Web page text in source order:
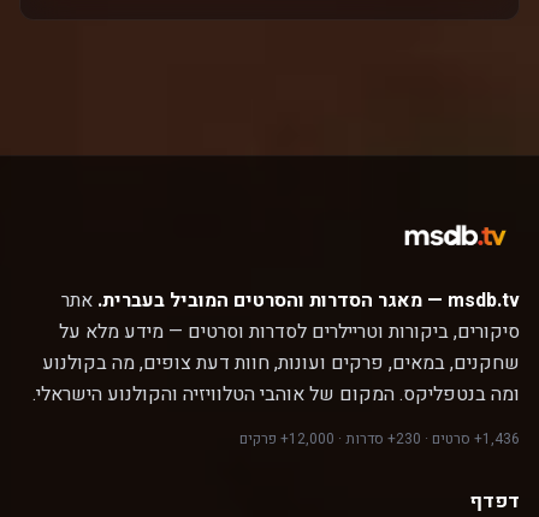
msdb.tv — מאגר הסדרות והסרטים המוביל בעברית.
אתר
סיקורים, ביקורות וטריילרים לסדרות וסרטים — מידע מלא על
שחקנים, במאים, פרקים ועונות, חוות דעת צופים, מה בקולנוע
ומה בנטפליקס. המקום של אוהבי הטלוויזיה והקולנוע הישראלי.
1,436+ סרטים · 230+ סדרות · 12,000+ פרקים
דפדף